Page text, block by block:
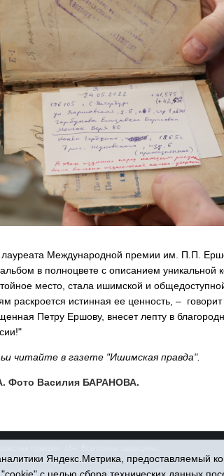
Международной премии им. П.П.
в полноцвете с описанием уникальной
место, стала ишимской и
раскроется истинная ее ценность, –
Петру Ершову, внесет лепту в
читайте в газете "Ишимская правда".
Фото Василия БАРАНОВА.
ссылка обязательна.
область, г. Ишим, ул. Пономарёва, 39.
Яндекс.Метрика,